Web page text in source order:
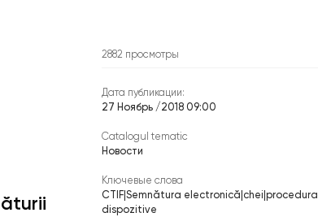
2882 просмотры
Дата публикации:
27 Ноябрь /2018 09:00
Catalogul tematic
Новости
Ключевые слова
CTIF| Semnătura electronică chei procedura
dispozitive